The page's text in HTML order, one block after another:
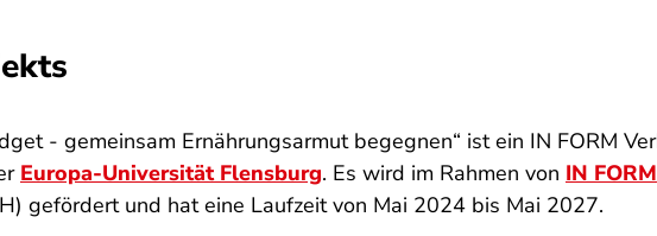
- gemeinsam Ernährungsarmut begegnen“ ist ein IN FORM
Europa-Universität Flensburg. Es wird im Rahmen von IN FORM
gefördert und hat eine Laufzeit von Mai 2024 bis Mai 2027.